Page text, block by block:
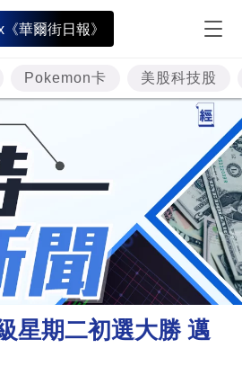
華爾街日報》
Pokemon卡 美股科技股
星期二初選大勝 邁